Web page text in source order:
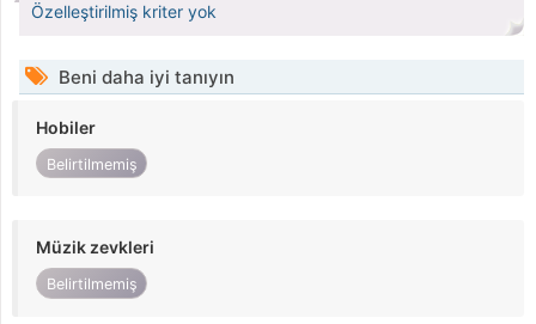
Özelleştirilmiş kriter yok
Beni daha iyi tanıyın
Hobiler
Belirtilmemiş
Müzik zevkleri
Belirtilmemiş